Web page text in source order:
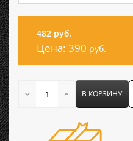
482 руб.
Цена: 390 руб.
В КОРЗИНУ